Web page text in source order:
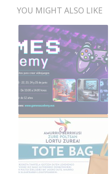
YOU MIGHT ALSO LIKE